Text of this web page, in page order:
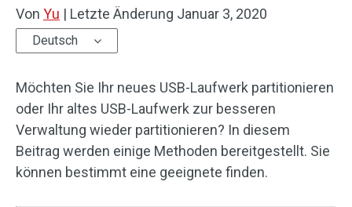
Von Yu | Letzte Änderung Januar 3, 2020
Deutsch
Möchten Sie Ihr neues USB-Laufwerk partitionieren
oder Ihr altes USB-Laufwerk zur besseren
Verwaltung wieder partitionieren? In diesem
Beitrag werden einige Methoden bereitgestellt. Sie
können bestimmt eine geeignete finden.